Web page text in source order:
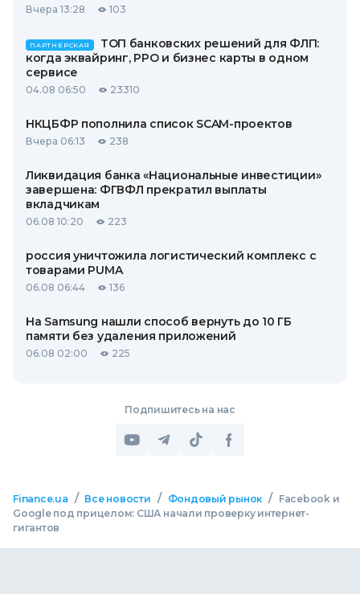
Вчера 13:28 103
ПАРТНЕРСКАЯ
ТОП банковских решений для ФЛП:
когда эквайринг, РРО и бизнес карты в одном
сервисе
04.08 06:50 23310
НКЦБФР пополнила список SCAM-проектов
Вчера 06:13 238
Ликвидация банка «Национальные инвестиции»
завершена: ФГВФЛ прекратил выплаты
вкладчикам
06.08 10:20 223
россия уничтожила логистический комплекс с
товарами PUMA
06.08 06:44 136
На Samsung нашли способ вернуть до 10 ГБ
памяти без удаления приложений
06.08 02:00 225
Подпишитесь на нас
Finance.ua / Все новости / Фондовый рынок /
Facebook и
Google под прицелом: США начали проверку интернет-
гигантов